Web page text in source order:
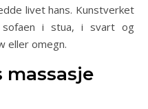
livet hans. Kunstverket
i stua, i svart og
eller omegn.
massasje